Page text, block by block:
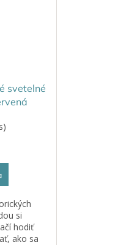
svetelné
si
hodiť
ako sa